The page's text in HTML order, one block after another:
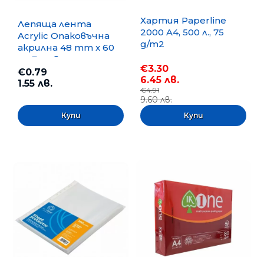
Лепяща лента
Acrylic Опаковъчна
акрилна 48 mm x 60
m, Безцветна
€0.79
1.55 лв.
Хартия Paperline
2000 A4, 500 л., 75
g/m2
€3.30
6.45 лв.
€4.91
9.60 лв.